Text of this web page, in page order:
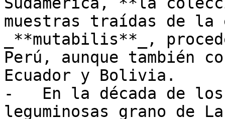
muestras traídas de la
_**mutabilis**_,
Perú, aunque también
Ecuador y Bolivia.
-   En la década de
leguminosas grano de